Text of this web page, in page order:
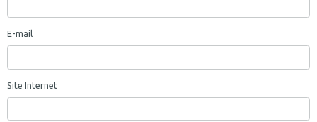
E-mail
Site Internet